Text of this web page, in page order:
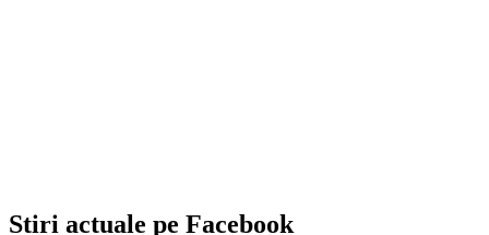
Stiri actuale pe Facebook